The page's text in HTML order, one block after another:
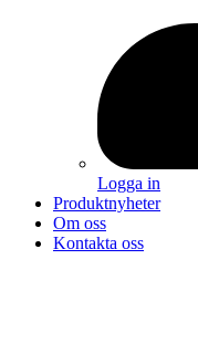
Logga in
Produktnyheter
Om oss
Kontakta oss